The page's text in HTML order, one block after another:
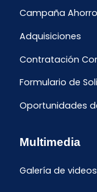
Campaña
Adquisiciones
Contratación
Formulario de
Oportunidades
Multimedia
Galería de videos